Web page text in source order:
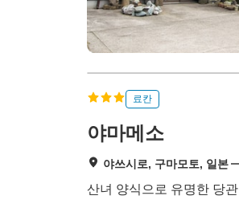
료칸
야마메소
야쓰시로, 구마모토, 일본
산녀 양식으로 유명한 당